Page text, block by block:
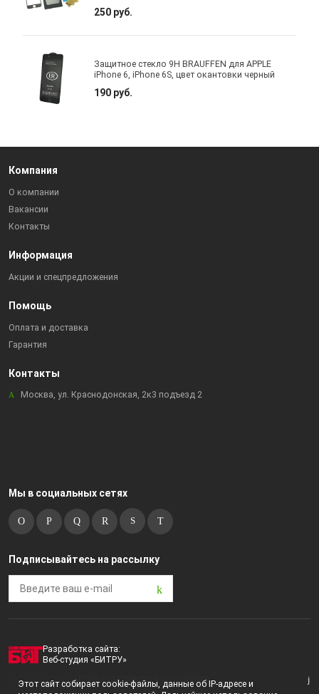
250 руб.
Защитное стекло 9H BRAUFFEN для APPLE
iPhone 6, iPhone 6S, цвет окантовки черный
190 руб.
Компания
О компании
Вакансии
Контакты
Информация
Акции и спецпредложения
Помощь
Оплата и доставка
Гарантия
Контакты
Москва, ул. Краснодонская, 2к3 подъезд 2
Мы в социальных сетях
Подписывайтесь на рассылку
Разработка сайта:
Веб-студия «БИТРУ»
2023 © i-market |
Пользовательское соглашение
Этот сайт собирает cookie-файлы, данные об IP-адресе и